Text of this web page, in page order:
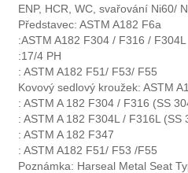
ENP, HCR, WC, svařování Ni60/
Představec: ASTM A182 F6a
:ASTM A182 F304 / F316 / F304L
:17/4 PH
: ASTM A182 F51/ F53/ F55
Kovový sedlový kroužek: ASTM
: ASTM A 182 F304 / F316 (SS
: ASTM A 182 F304L / F316L (SS
: ASTM A 182 F347
: ASTM A182 F51/ F53 /F55
Poznámka: Harseal Metal Seat